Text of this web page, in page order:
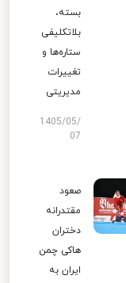
بسته،
بلاتکلیفی
ستاره‌ها و
تغییرات
مدیریتی
1405/05/
07
صعود
مقتدرانه
دختران
هاکی چمن
ایران به